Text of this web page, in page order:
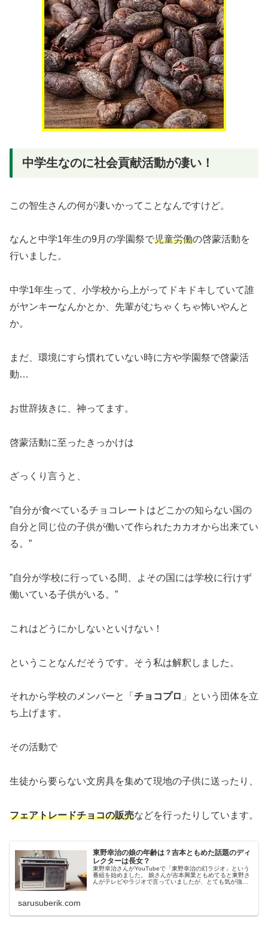
中学生なのに社会貢献活動が凄い！
この智生さんの何が凄いかってことなんですけど。
なんと中学1年生の9月の学園祭で児童労働の啓蒙活動を
行いました。
中学1年生って、小学校から上がってドキドキしていて誰
がヤンキーなんかとか、先輩がむちゃくちゃ怖いやんと
か。
まだ、環境にすら慣れていない時に方や学園祭で啓蒙活
動…
お世辞抜きに、神ってます。
啓蒙活動に至ったきっかけは
ざっくり言うと、
”自分が食べているチョコレートはどこかの知らない国の
自分と同じ位の子供が働いて作られたカカオから出来てい
る。”
”自分が学校に行っている間、よその国には学校に行けず
働いている子供がいる。”
これはどうにかしないといけない！
ということなんだそうです。そう私は解釈しました。
それから学校のメンバーと「 チョコプロ 」という団体を立
ち上げます。
その活動で
生徒から要らない文房具を集めて現地の子供に送ったり、
フェアトレードチョコの販売などを行ったりしています。
東野幸治の娘の年齢は？吉本ともめた話題のディ
レクターは長女？
東野幸治さんがYouTubeで「東野幸治の幻ラジオ」という
番組を始めました。 娘さんが吉本興業ともめてると東野さ
んがテレビやラジオで言っていましたが、とても気が強そ
sarusuberik.com